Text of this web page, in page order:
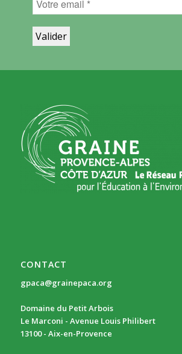
CONTACT
gpaca@grainepaca.org
Domaine du Petit Arbois
Le Marconi - Avenue Louis Philibert
13100 - Aix-en-Provence